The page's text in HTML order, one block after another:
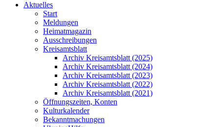
Aktuelles
Start
Meldungen
Heimatmagazin
Ausschreibungen
Kreisamtsblatt
Archiv Kreisamtsblatt (2025)
Archiv Kreisamtsblatt (2024)
Archiv Kreisamtsblatt (2023)
Archiv Kreisamtsblatt (2022)
Archiv Kreisamtsblatt (2021)
Öffnungszeiten, Konten
Kulturkalender
Bekanntmachungen